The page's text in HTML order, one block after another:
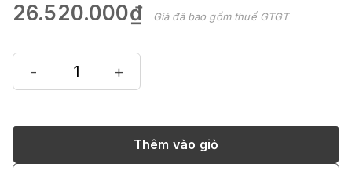
26.520.000₫ Giá đã bao gồm thuế GTGT
- +
Thêm vào giỏ